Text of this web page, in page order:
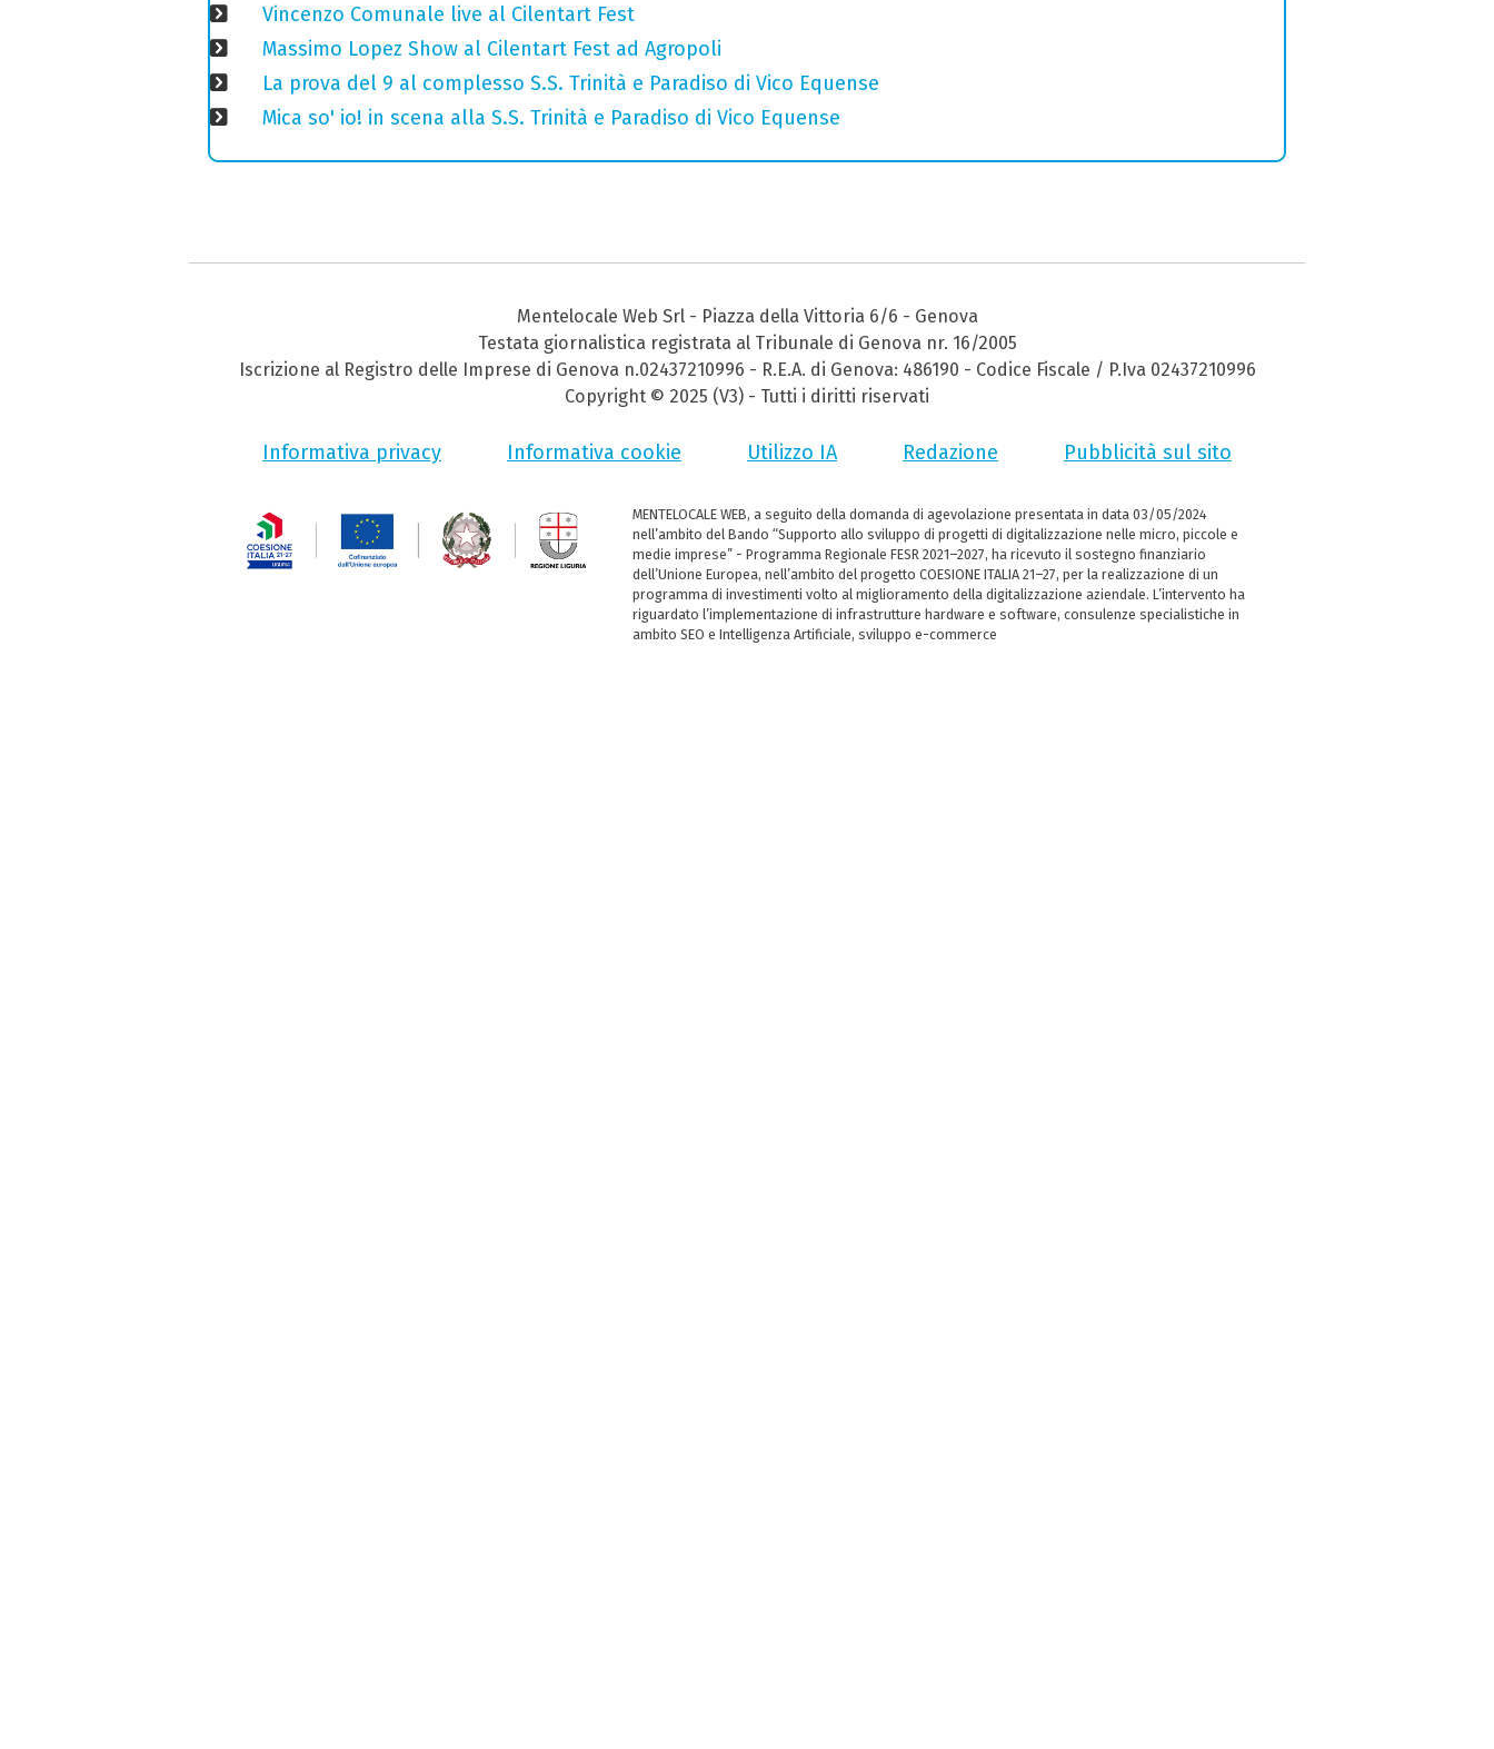
Vincenzo Comunale live al Cilentart Fest
Massimo Lopez Show al Cilentart Fest ad Agropoli
La prova del 9 al complesso S.S. Trinità e Paradiso di Vico Equense
Mica so' io! in scena alla S.S. Trinità e Paradiso di Vico Equense
Mentelocale Web Srl - Piazza della Vittoria 6/6 - Genova
Testata giornalistica registrata al Tribunale di Genova nr. 16/2005
Iscrizione al Registro delle Imprese di Genova n.02437210996 - R.E.A. di Genova: 486190 - Codice Fiscale / P.Iva 02437210996
Copyright © 2025 (V3) - Tutti i diritti riservati
Informativa privacy Informativa cookie Utilizzo IA Redazione Pubblicità sul sito
MENTELOCALE WEB, a seguito della domanda di agevolazione presentata in data 03/05/2024
nell’ambito del Bando “Supporto allo sviluppo di progetti di digitalizzazione nelle micro, piccole e
medie imprese” - Programma Regionale FESR 2021–2027, ha ricevuto il sostegno finanziario
dell’Unione Europea, nell’ambito del progetto COESIONE ITALIA 21–27, per la realizzazione di un
programma di investimenti volto al miglioramento della digitalizzazione aziendale. L’intervento ha
riguardato l’implementazione di infrastrutture hardware e software, consulenze specialistiche in
ambito SEO e Intelligenza Artificiale, sviluppo e-commerce